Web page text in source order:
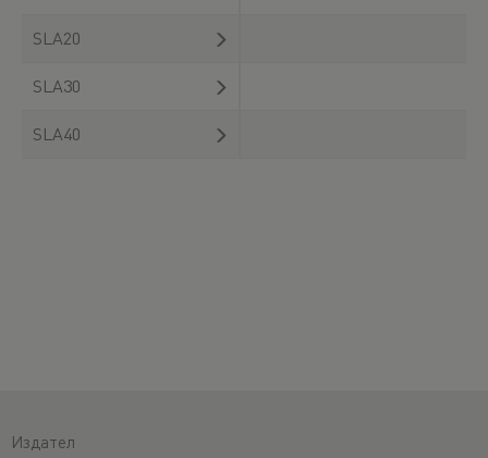
SLA20
SLA30
SLA40
Издател